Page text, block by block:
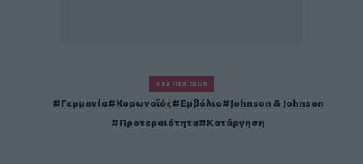
ΣΧΕΤΙΚΆ TAGS
Γερμανία Κορωνοϊός Εμβόλιο
Johnson & Johnson
Προτεραιότητα
Κατάργηση